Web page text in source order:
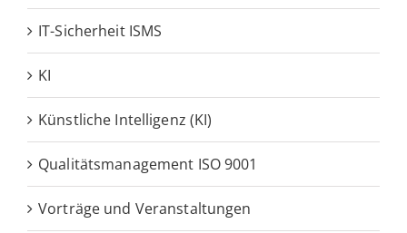
IT-Sicherheit ISMS
KI
Künstliche Intelligenz (KI)
Qualitätsmanagement ISO 9001
Vorträge und Veranstaltungen